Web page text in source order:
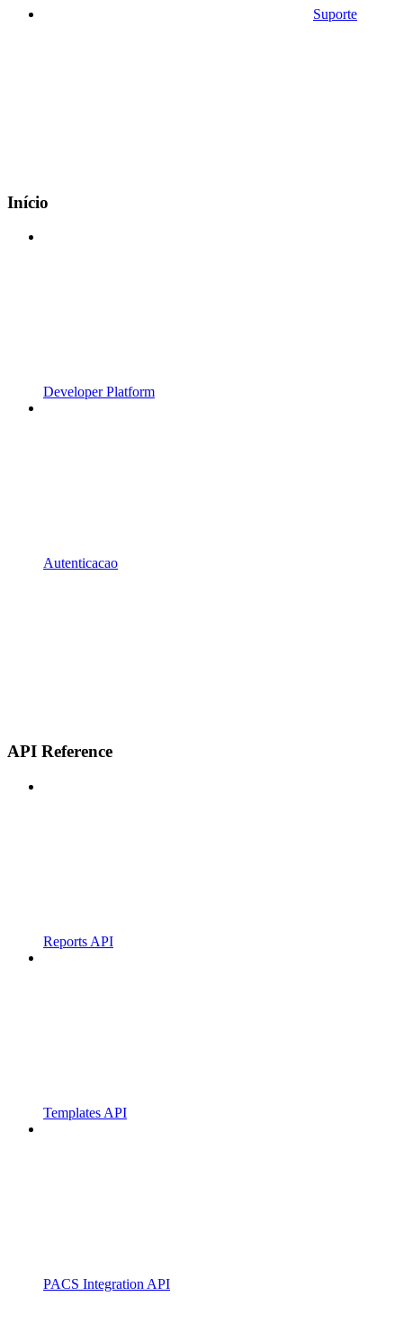
Suporte
Início
Developer Platform
Autenticacao
API Reference
Reports API
Templates API
PACS Integration API